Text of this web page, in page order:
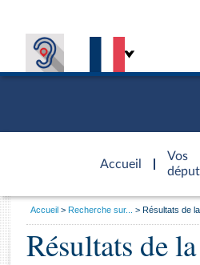
Accueil
d'accueil
Vos
Général
Vous
Accueil Recherche sur... Résultats de
Résultats de